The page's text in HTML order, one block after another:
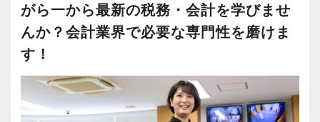
がら一から最新の税務・会計を学びませ
んか？会計業界で必要な専門性を磨けま
す！